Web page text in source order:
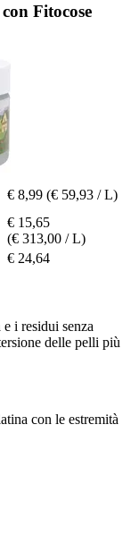
Fitocose
€ 8,99 (€ 59,93 / L)
€ 15,65
(€ 313,00 / L)
€ 24,64
i residui senza
delle pelli più
con le estremità